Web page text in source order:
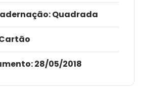
: Quadrada
28/05/2018